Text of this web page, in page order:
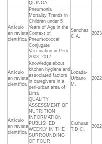
QUINOA
Artículo
en revista
científica
Pneumonia
Mortality Trends in
Children under 5
Years of Age in the
Context of
Pneumococcal
Conjugate
Vaccination in Peru,
2003–2017
Sanchez
C.A.
2023
Artículo
en revista
científica
Knowledge about
kitchen hygiene and
associated factors
in caregivers in a
peri-urban area of
Lima
Lozada-
Urbano
M.
2022
Artículo
en revista
científica
QUALITY
ASSESSMENT OF
NUTRITION
INFORMATION
PUBLISHED
WEEKLY IN THE
SURROUNDING
OF FOUR
Carhuas
T.D.C.
2022